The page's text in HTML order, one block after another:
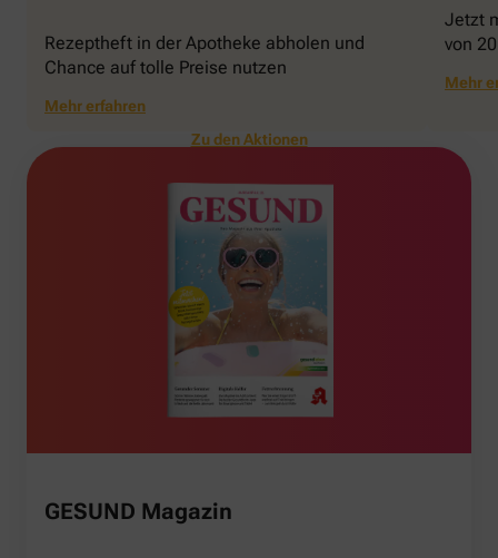
Rezeptheft in der Apotheke abholen und
Chance auf tolle Preise nutzen
Mehr erfahren
Jetzt
von
Mehr
Zu den Aktionen
GESUND Magazin